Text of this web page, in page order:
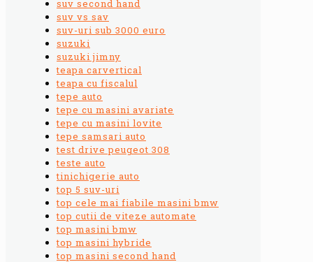
suv second hand
suv vs sav
suv-uri sub 3000 euro
suzuki
suzuki jimny
teapa carvertical
teapa cu fiscalul
tepe auto
tepe cu masini avariate
tepe cu masini lovite
tepe samsari auto
test drive peugeot 308
teste auto
tinichigerie auto
top 5 suv-uri
top cele mai fiabile masini bmw
top cutii de viteze automate
top masini bmw
top masini hybride
top masini second hand